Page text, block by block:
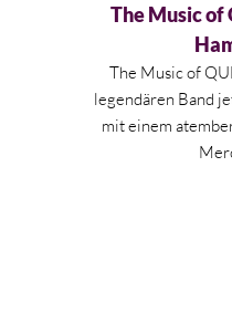
Aktueller Preis
The Music of
The Music of
legendären Band
mit einem